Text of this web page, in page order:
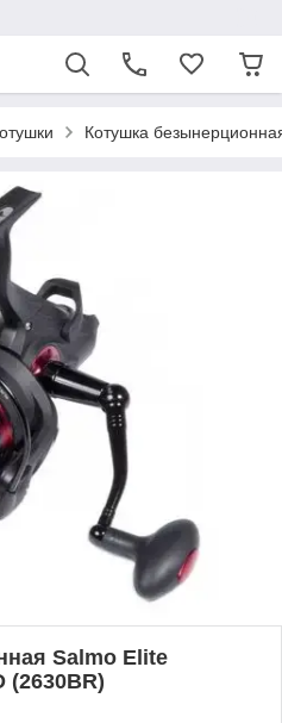
Котушка
Salmo Elite
(2630BR)